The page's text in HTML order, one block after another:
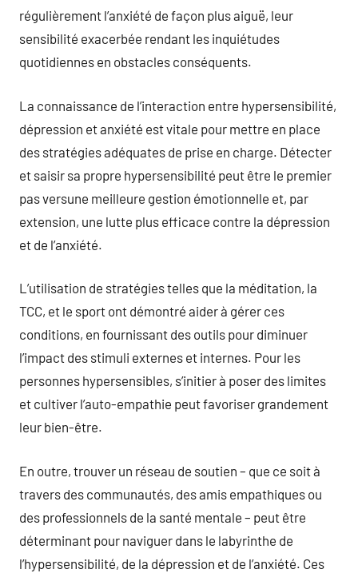
régulièrement l’anxiété de façon plus aiguë, leur
sensibilité exacerbée rendant les inquiétudes
quotidiennes en obstacles conséquents.
La connaissance de l’interaction entre hypersensibilité,
dépression et anxiété est vitale pour mettre en place
des stratégies adéquates de prise en charge. Détecter
et saisir sa propre hypersensibilité peut être le premier
pas versune meilleure gestion émotionnelle et, par
extension, une lutte plus efficace contre la dépression
et de l’anxiété.
L’utilisation de stratégies telles que la méditation, la
TCC, et le sport ont démontré aider à gérer ces
conditions, en fournissant des outils pour diminuer
l’impact des stimuli externes et internes. Pour les
personnes hypersensibles, s’initier à poser des limites
et cultiver l’auto-empathie peut favoriser grandement
leur bien-être.
En outre, trouver un réseau de soutien – que ce soit à
travers des communautés, des amis empathiques ou
des professionnels de la santé mentale – peut être
déterminant pour naviguer dans le labyrinthe de
l’hypersensibilité, de la dépression et de l’anxiété. Ces